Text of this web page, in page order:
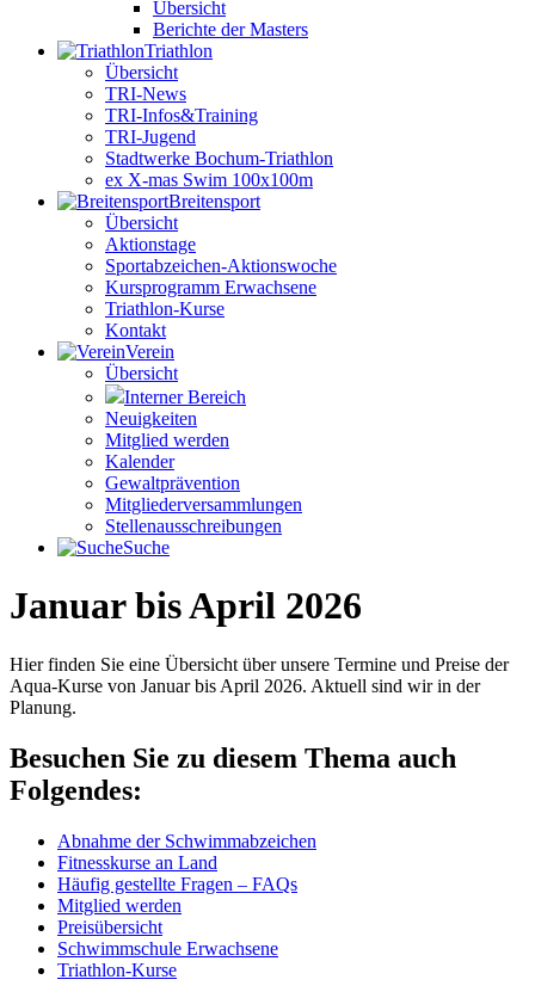
Übersicht
Berichte der Masters
Triathlon
Übersicht
TRI-News
TRI-Infos&Training
TRI-Jugend
Stadtwerke Bochum-Triathlon
ex X-mas Swim 100x100m
Breiten­sport
Übersicht
Aktionstage
Sportabzeichen-Aktionswoche
Kursprogramm Erwachsene
Triathlon-Kurse
Kontakt
Verein
Übersicht
Interner Bereich
Neuigkeiten
Mitglied werden
Kalender
Gewaltprävention
Mitglieder­versammlungen
Stellen­aus­schrei­bungen
Suche
Januar bis April 2026
Hier finden Sie eine Übersicht über unsere Termine und Preise der
Aqua-Kurse von Januar bis April 2026. Aktuell sind wir in der
Planung.
Besuchen Sie zu diesem Thema auch
Folgendes:
Abnahme der Schwimmabzeichen
Fitnesskurse an Land
Häufig gestellte Fragen – FAQs
Mitglied werden
Preisübersicht
Schwimmschule Erwachsene
Triathlon-Kurse